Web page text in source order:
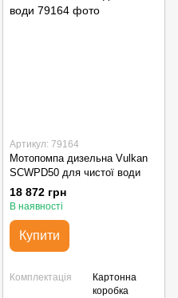
Артикул: 79164
Мотопомпа дизельна Vulkan
SCWPD50 для чистої води
18 872 грн
В наявності
Купити
Комплектація
Картонна
коробка